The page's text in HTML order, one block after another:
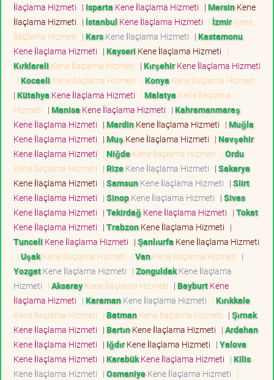
İlaçlama Hizmeti | Isparta Kene İlaçlama Hizmeti | MersinKene
İlaçlama Hizmeti | İstanbul Kene İlaçlama Hizmeti | İzmirKene
İlaçlama Hizmeti | KarsKene İlaçlama Hizmeti | Kastamonu
Kene İlaçlama Hizmeti | Kayseri Kene İlaçlama Hizmeti |
Kırklareli Kene İlaçlama Hizmeti | KırşehirKene İlaçlama Hizmeti
| Kocaeli Kene İlaçlama Hizmeti | Konya Kene İlaçlama Hizmeti
| Kütahya Kene İlaçlama Hizmeti | Malatya Kene İlaçlama
Hizmeti | Manisa Kene İlaçlama Hizmeti | Kahramanmaraş
Kene İlaçlama Hizmeti | MardinKene İlaçlama Hizmeti | Muğla
Kene İlaçlama Hizmeti | Muş Kene İlaçlama Hizmeti | Nevşehir
Kene İlaçlama Hizmeti | NiğdeKene İlaçlama Hizmeti | Ordu
Kene İlaçlama Hizmeti | RizeKene İlaçlama Hizmeti | Sakarya
Kene İlaçlama Hizmeti | SamsunKene İlaçlama Hizmeti | Siirt
Kene İlaçlama Hizmeti | SinopKene İlaçlama Hizmeti | Sivas
Kene İlaçlama Hizmeti | Tekirdağ Kene İlaçlama Hizmeti | Tokat
Kene İlaçlama Hizmeti | TrabzonKene İlaçlama Hizmeti |
Tunceli Kene İlaçlama Hizmeti | Şanlıurfa Kene İlaçlama Hizmeti
| UşakKene İlaçlama Hizmeti | VanKene İlaçlama Hizmeti |
YozgatKene İlaçlama Hizmeti | ZonguldakKene İlaçlama
Hizmeti | AksarayKene İlaçlama Hizmeti | BayburtKene
İlaçlama Hizmeti | KaramanKene İlaçlama Hizmeti | Kırıkkale
Kene İlaçlama Hizmeti | BatmanKene İlaçlama Hizmeti | Şırnak
Kene İlaçlama Hizmeti | BartınKene İlaçlama Hizmeti | Ardahan
Kene İlaçlama Hizmeti | IğdırKene İlaçlama Hizmeti | Yalova
Kene İlaçlama Hizmeti | KarabükKene İlaçlama Hizmeti | Kilis
Kene İlaçlama Hizmeti | OsmaniyeKene İlaçlama Hizmeti |